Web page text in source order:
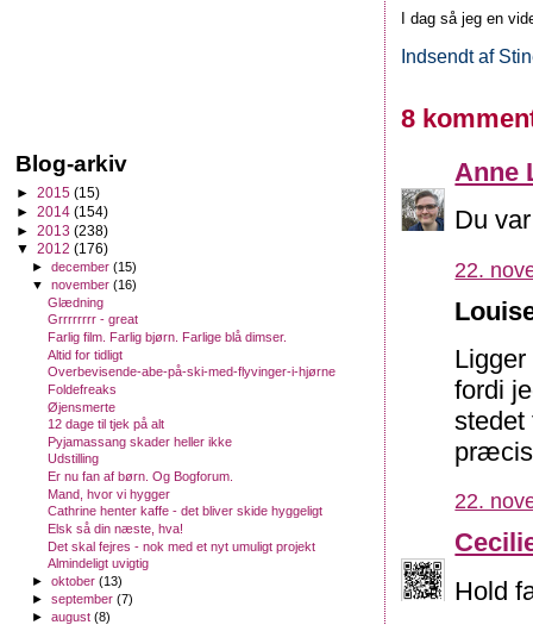
I dag så jeg en
Indsendt af
8
Anne
Du
22.
fordi
stedet
22.
Hold
Blog-arkiv
► 2015 (15)
► 2014 (154)
► 2013 (238)
▼ 2012 (176)
►december(15)
▼november(16)
Glædning
Grrrrrrrr - great
Farlig film. Farlig bjørn. Farlige blå dimser.
Altid for tidligt
Overbevisende-abe-på-ski-med-flyvinger-i-hjørne
Foldefreaks
Øjensmerte
12 dage til tjek på alt
Pyjamassang skader heller ikke
Udstilling
Er nu fan af børn. Og Bogforum.
Mand, hvor vi hygger
Cathrine henter kaffe - det bliver skide hyggeligt
Elsk så din næste, hva!
Det skal fejres - nok med et nyt umuligt projekt
Almindeligt uvigtig
►oktober(13)
►september(7)
►august(8)